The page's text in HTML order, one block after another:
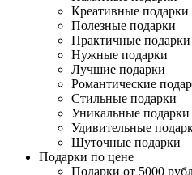
Креативные подарки
Полезные подарки
Практичные подарки
Нужные подарки
Лучшие подарки
Романтические
Стильные подарки
Уникальные подарки
Удивительные
Шуточные подарки
Подарки по цене
Подарки от 5000